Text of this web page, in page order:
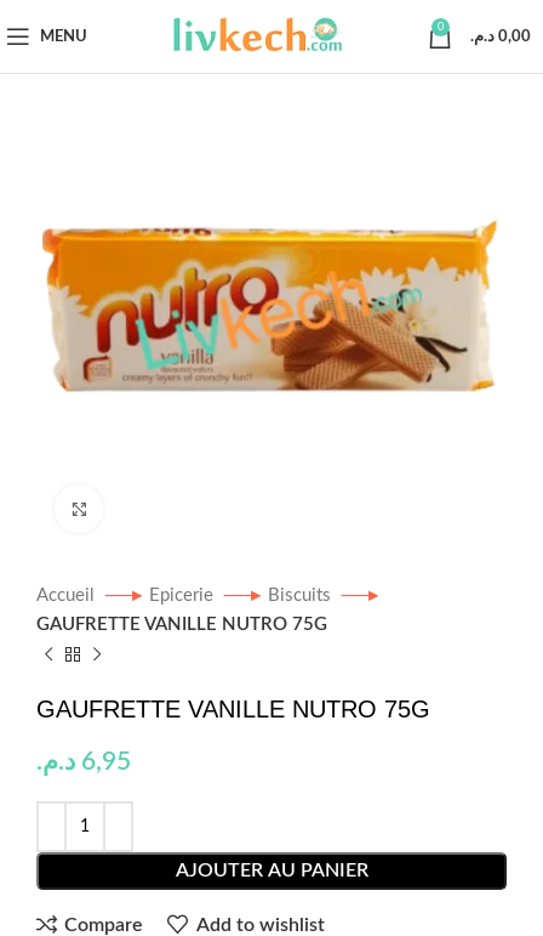
MENU
0
0,00 د.م.
Accueil Epicerie
Biscuits
GAUFRETTE VANILLE NUTRO 75G
GAUFRETTE VANILLE NUTRO 75G
6,95 د.م.
AJOUTER AU PANIER
Compare Add to wishlist